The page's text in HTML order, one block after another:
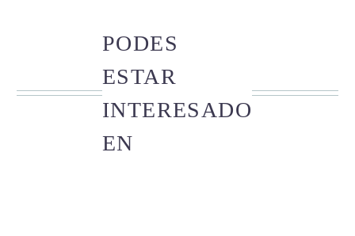
PODES
ESTAR
INTERESADO
EN